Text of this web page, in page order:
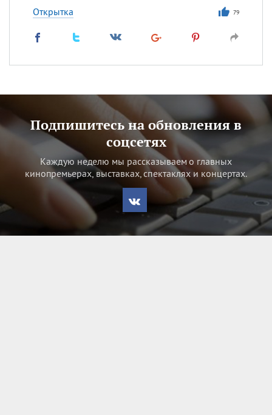
Открытка 79
Подпишитесь на обновления в
соцсетях
Каждую неделю мы рассказываем о главных
кинопремьерах, выставках, спектаклях и концертах.